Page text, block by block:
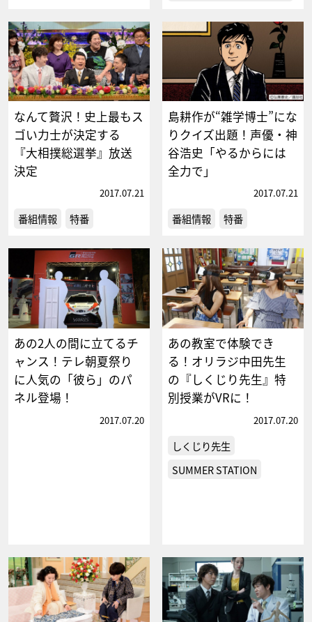
なんて贅沢！史上最もス
ゴい力士が決定する
『大相撲総選挙』放送
決定
2017.07.21
番組情報 特番
島耕作が“雑学博士”にな
りクイズ出題！声優・神
谷浩史「やるからには
全力で」
2017.07.21
番組情報 特番
あの2人の間に立てるチ
ャンス！テレ朝夏祭り
に人気の「彼ら」のパ
ネル登場！
2017.07.20
あの教室で体験でき
る！オリラジ中田先生
の『しくじり先生』特
別授業がVRに！
2017.07.20
しくじり先生
SUMMER STATION